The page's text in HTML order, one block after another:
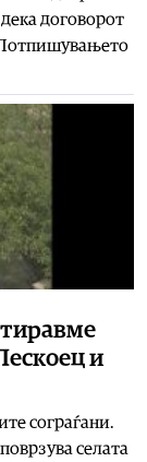
договорот
и
сограѓани.
селата